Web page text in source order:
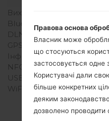
Вихід для аудіо
Bluetooth
DLNA
GPS
Інфрачервоний порт
NFC
USB
WiFi
Правова основа
Власник може
що стосуються
застосовується одне
Користувачі дали
більше конкретних
деяким
дозволено проводити